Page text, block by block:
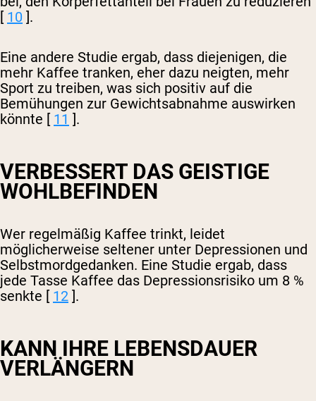
[ 10 ].
Eine andere Studie ergab, dass diejenigen, die
mehr Kaffee tranken, eher dazu neigten, mehr
Sport zu treiben, was sich positiv auf die
Bemühungen zur Gewichtsabnahme auswirken
könnte [ 11 ].
VERBESSERT DAS GEISTIGE
WOHLBEFINDEN
Wer regelmäßig Kaffee trinkt, leidet
möglicherweise seltener unter Depressionen und
Selbstmordgedanken. Eine Studie ergab, dass
jede Tasse Kaffee das Depressionsrisiko um 8 %
senkte [ 12 ].
KANN IHRE LEBENSDAUER
VERLÄNGERN